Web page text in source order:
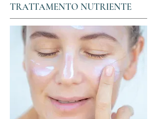
TRATTAMENTO NUTRIENTE